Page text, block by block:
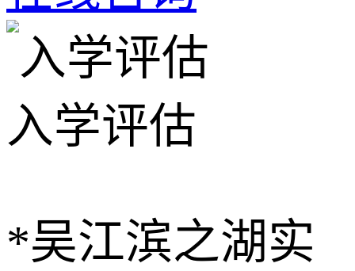
入学评估
*吴江滨之湖实